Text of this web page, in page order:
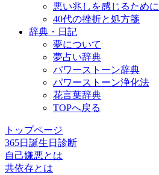
悪い兆しを感じるために
40代の挫折と処方箋
辞典・日記
夢について
夢占い辞典
パワーストーン辞典
パワーストーン浄化法
花言葉辞典
TOPへ戻る
トップページ
365日誕生日診断
自己嫌悪とは
共依存とは